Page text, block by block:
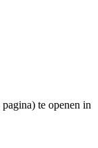
te openen in